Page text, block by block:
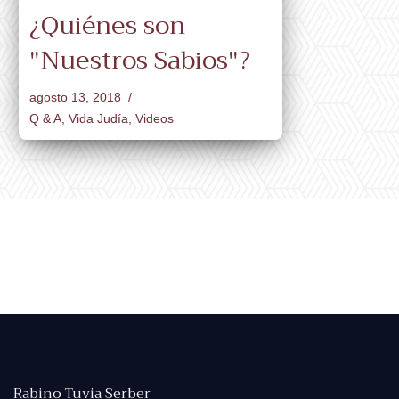
¿Quiénes son
"Nuestros Sabios"?
agosto 13, 2018
Q & A Vida Judía Videos
Rabino Tuvia Serber